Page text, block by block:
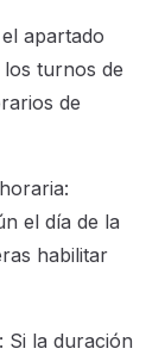
apartado
turnos de
de
el día de la
habilitar
Si la duración